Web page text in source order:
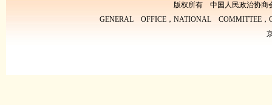
版权所有 中国人民政治协商
GENERAL OFFICE，NATIONAL COMMITTEE，